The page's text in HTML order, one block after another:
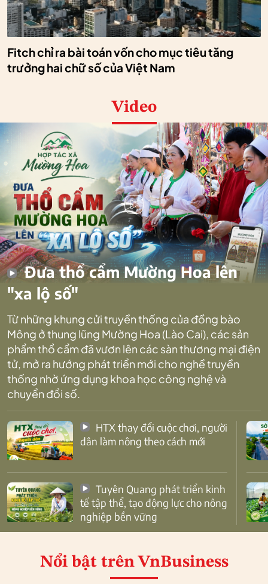
Fitch chỉ ra bài toán vốn cho mục tiêu tăng
trưởng hai chữ số của Việt Nam
Video
Đưa thổ cẩm Mường Hoa lên
"xa lộ số"
Từ những khung cửi truyền thống của đồng bào
Mông ở thung lũng Mường Hoa (Lào Cai), các sản
phẩm thổ cẩm đã vươn lên các sàn thương mại điện
tử, mở ra hướng phát triển mới cho nghề truyền
thống nhờ ứng dụng khoa học công nghệ và
chuyển đổi số.
dân làm nông theo cách mới
tế tập thể, tạo động lực cho nông
nghiệp bền vững
Nổi bật trên VnBusiness